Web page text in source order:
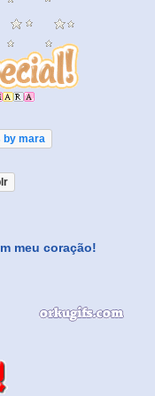
by mara
meu coração!